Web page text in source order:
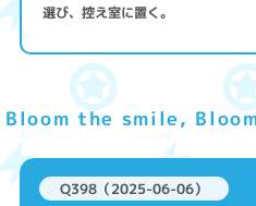
選び、控え室に置く。
Bloom the smile,
Q398（2025-06-06）